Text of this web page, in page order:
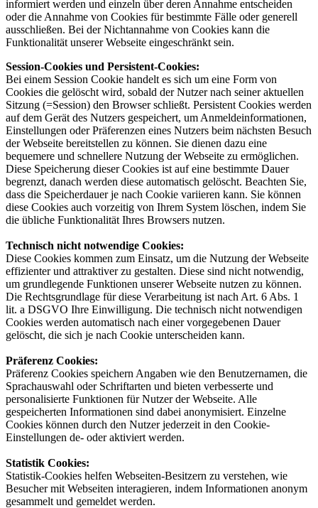
informiert werden und einzeln über deren Annahme entscheiden
oder die Annahme von Cookies für bestimmte Fälle oder generell
ausschließen. Bei der Nichtannahme von Cookies kann die
Funktionalität unserer Webseite eingeschränkt sein.
Session-Cookies und Persistent-Cookies:
Bei einem Session Cookie handelt es sich um eine Form von
Cookies die gelöscht wird, sobald der Nutzer nach seiner aktuellen
Sitzung (=Session) den Browser schließt. Persistent Cookies werden
auf dem Gerät des Nutzers gespeichert, um Anmeldeinformationen,
Einstellungen oder Präferenzen eines Nutzers beim nächsten Besuch
der Webseite bereitstellen zu können. Sie dienen dazu eine
bequemere und schnellere Nutzung der Webseite zu ermöglichen.
Diese Speicherung dieser Cookies ist auf eine bestimmte Dauer
begrenzt, danach werden diese automatisch gelöscht. Beachten Sie,
dass die Speicherdauer je nach Cookie variieren kann. Sie können
diese Cookies auch vorzeitig von Ihrem System löschen, indem Sie
die übliche Funktionalität Ihres Browsers nutzen.
Technisch nicht notwendige Cookies:
Diese Cookies kommen zum Einsatz, um die Nutzung der Webseite
effizienter und attraktiver zu gestalten. Diese sind nicht notwendig,
um grundlegende Funktionen unserer Webseite nutzen zu können.
Die Rechtsgrundlage für diese Verarbeitung ist nach Art. 6 Abs. 1
lit. a DSGVO Ihre Einwilligung. Die technisch nicht notwendigen
Cookies werden automatisch nach einer vorgegebenen Dauer
gelöscht, die sich je nach Cookie unterscheiden kann.
Präferenz Cookies:
Präferenz Cookies speichern Angaben wie den Benutzernamen, die
Sprachauswahl oder Schriftarten und bieten verbesserte und
personalisierte Funktionen für Nutzer der Webseite. Alle
gespeicherten Informationen sind dabei anonymisiert. Einzelne
Cookies können durch den Nutzer jederzeit in den Cookie-
Einstellungen de- oder aktiviert werden.
Statistik Cookies:
Statistik-Cookies helfen Webseiten-Besitzern zu verstehen, wie
Besucher mit Webseiten interagieren, indem Informationen anonym
gesammelt und gemeldet werden.